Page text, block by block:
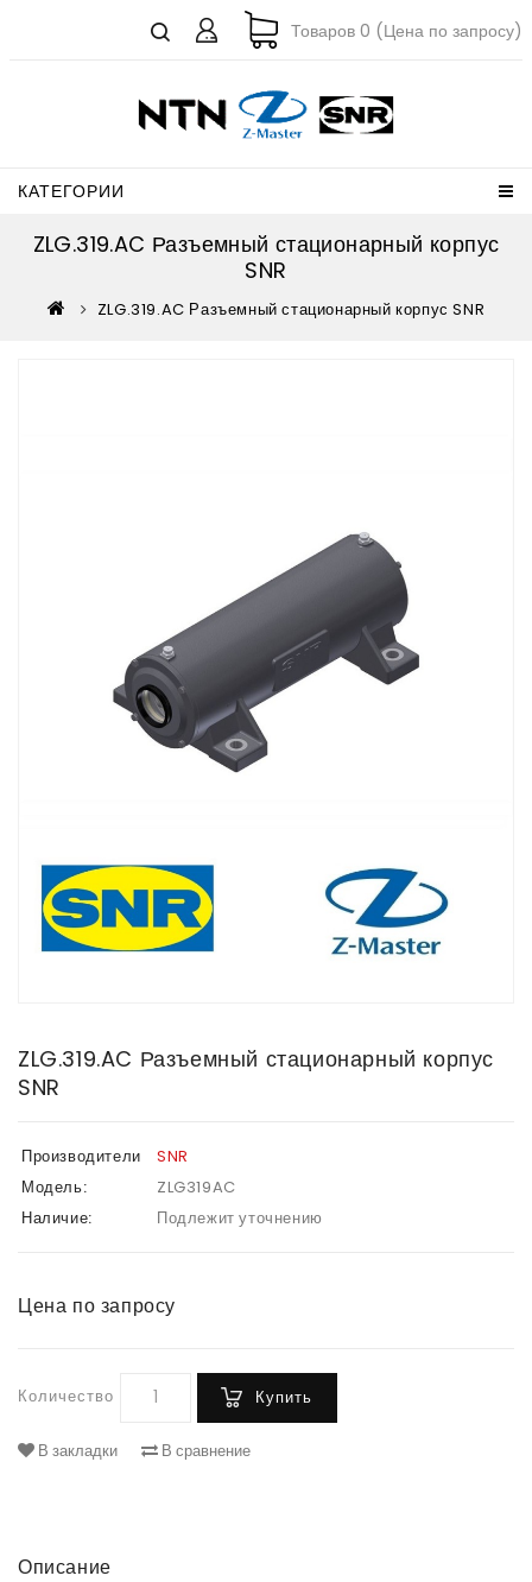
Товаров 0 (Цена по запросу)
КАТЕГОРИИ
ZLG.319.AC Разъемный стационарный корпус
SNR
ZLG.319.AC Разъемный стационарный корпус SNR
ZLG.319.AC Разъемный стационарный корпус
SNR
Производители
SNR
Модель:
ZLG319AC
Наличие:
Подлежит уточнению
Цена по запросу
Количество Купить
В закладки В сравнение
Описание